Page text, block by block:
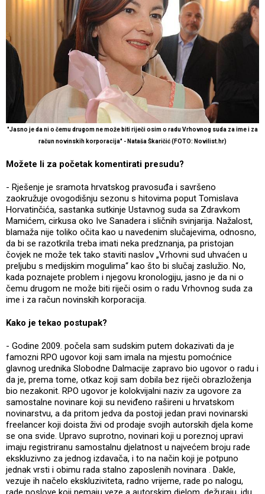
"Jasno je da ni o čemu drugom ne može biti riječi osim o radu Vrhovnog suda za ime i za
račun novinskih korporacija" - Nataša Škaričić (FOTO: Novilist.hr)
Možete li za početak komentirati presudu?
- Rješenje je sramota hrvatskog pravosuđa i savršeno
zaokružuje ovogodišnju sezonu s hitovima poput Tomislava
Horvatinčića, sastanka sutkinje Ustavnog suda sa Zdravkom
Mamićem, cirkusa oko Ive Sanadera i sličnih svinjarija. Nažalost,
blamaža nije toliko očita kao u navedenim slučajevima, odnosno,
da bi se razotkrila treba imati neka predznanja, pa pristojan
čovjek ne može tek tako staviti naslov „Vrhovni sud uhvaćen u
preljubu s medijskim mogulima“ kao što bi slučaj zaslužio. No,
kada poznajete problem i njegovu kronologiju, jasno je da ni o
čemu drugom ne može biti riječi osim o radu Vrhovnog suda za
ime i za račun novinskih korporacija.
Kako je tekao postupak?
- Godine 2009. počela sam sudskim putem dokazivati da je
famozni RPO ugovor koji sam imala na mjestu pomoćnice
glavnog urednika Slobodne Dalmacije zapravo bio ugovor o radu i
da je, prema tome, otkaz koji sam dobila bez riječi obrazloženja
bio nezakonit. RPO ugovor je kolokvijalni naziv za ugovore za
samostalne novinare koji su neviđeno rašireni u hrvatskom
novinarstvu, a da pritom jedva da postoji jedan pravi novinarski
freelancer koji doista živi od prodaje svojih autorskih djela kome
se ona svide. Upravo suprotno, novinari koji u poreznoj upravi
imaju registriranu samostalnu djelatnost u najvećem broju rade
ekskluzivno za jednog izdavača, i to na način koji je potpuno
jednak vrsti i obimu rada stalno zaposlenih novinara . Dakle,
vezuje ih načelo ekskluziviteta, radno vrijeme, rade po nalogu,